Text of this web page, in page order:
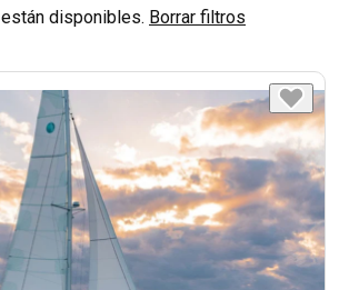
están disponibles. Borrar filtros